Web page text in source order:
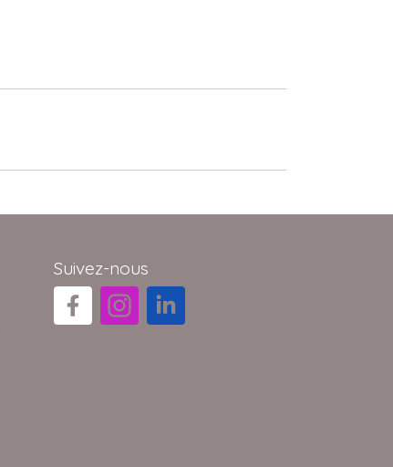
Suivez-nous